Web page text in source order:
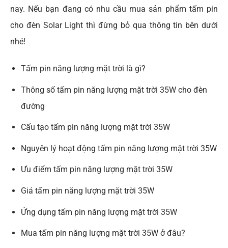
nay. Nếu bạn đang có nhu cầu mua sản phẩm tấm pin
cho đèn Solar Light thì đừng bỏ qua thông tin bên dưới
nhé!
Tấm pin năng lượng mặt trời là gì?
Thông số tấm pin năng lượng mặt trời 35W cho đèn
đường
Cấu tạo tấm pin năng lượng mặt trời 35W
Nguyên lý hoạt động tấm pin năng lượng mặt trời 35W
Ưu điểm tấm pin năng lượng mặt trời 35W
Giá tấm pin năng lượng mặt trời 35W
Ứng dụng tấm pin năng lượng mặt trời 35W
Mua tấm pin năng lượng mặt trời 35W ở đâu?